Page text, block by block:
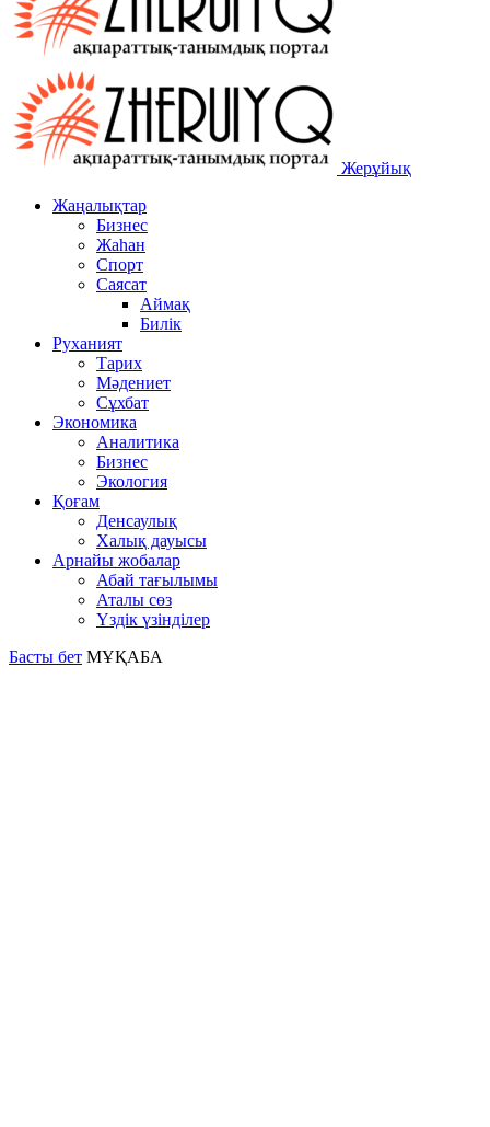
Жерұйық
Жаңалықтар
Бизнес
Жаһан
Спорт
Саясат
Аймақ
Билік
Руханият
Тарих
Мәдениет
Сұхбат
Экономика
Аналитика
Бизнес
Экология
Қоғам
Денсаулық
Халық дауысы
Арнайы жобалар
Абай тағылымы
Аталы сөз
Үздік үзінділер
Басты бет МҰҚАБА